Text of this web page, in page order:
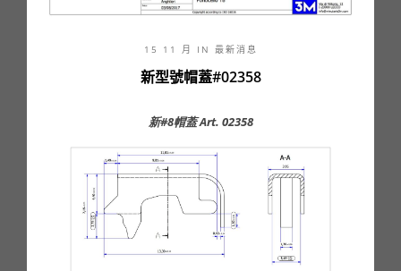
15 11 月 IN 最新消息
新型號帽蓋#02358
新#8帽蓋 Art. 02358